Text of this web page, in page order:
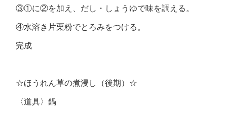
③①に②を加え、だし・しょうゆで味を調える。
④水溶き片栗粉でとろみをつける。
完成
☆ほうれん草の煮浸し（後期）☆
〈道具〉鍋